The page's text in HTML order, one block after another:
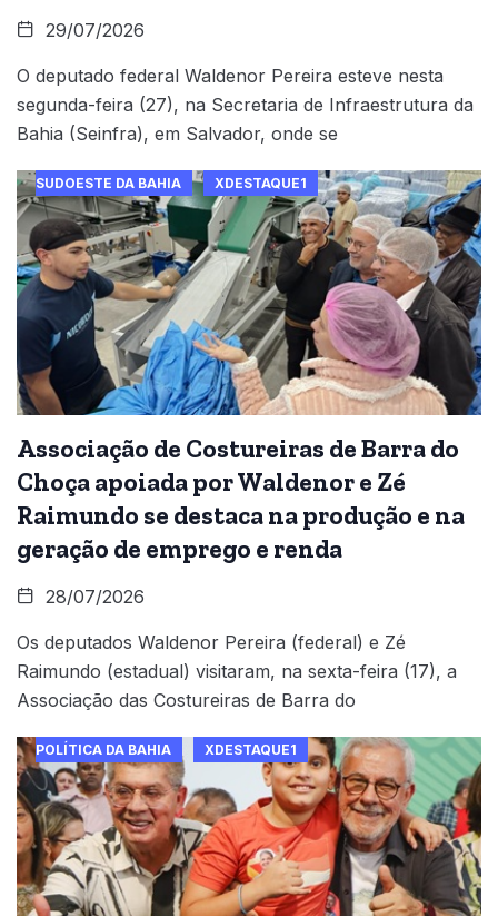
29/07/2026
O deputado federal Waldenor Pereira esteve nesta
segunda-feira (27), na Secretaria de Infraestrutura da
Bahia (Seinfra), em Salvador, onde se
SUDOESTE DA BAHIA XDESTAQUE1
Associação de Costureiras de Barra do
Choça apoiada por Waldenor e Zé
Raimundo se destaca na produção e na
geração de emprego e renda
28/07/2026
Os deputados Waldenor Pereira (federal) e Zé
Raimundo (estadual) visitaram, na sexta-feira (17), a
Associação das Costureiras de Barra do
POLÍTICA DA BAHIA XDESTAQUE1